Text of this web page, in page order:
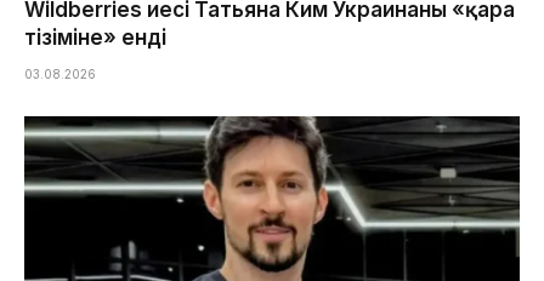
Wildberries иесі Татьяна Ким Украинаның «қара
тізіміне» енді
03.08.2026